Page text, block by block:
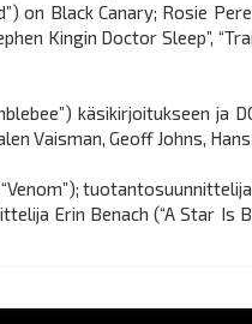
on Black Canary; Rosie
Kingin Doctor Sleep”,
käsikirjoitukseen ja
Vaisman, Geoff Johns,
Erin Benach (“A Star